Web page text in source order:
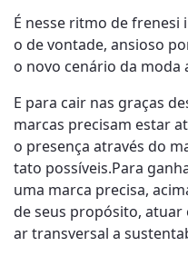
É nesse ritmo de
o de vontade, ansioso
o novo cenário da moda
E para cair nas graças
marcas precisam estar
o presença através do
tato possíveis.Para
uma marca precisa,
de seus propósito,
ar transversal a